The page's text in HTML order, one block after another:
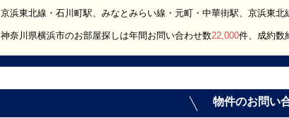
京浜東北線・石川町駅、みなとみらい線・元町・中華街駅、京浜東北
神奈川県横浜市のお部屋探しは年間お問い合わせ数22,000件、成約数
物件のお問い